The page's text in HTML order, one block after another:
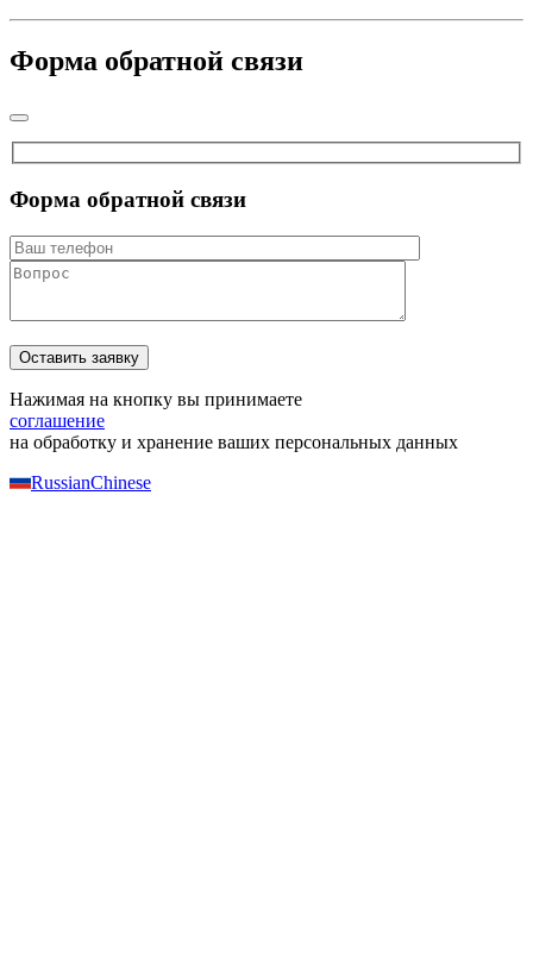
Форма обратной связи
Форма обратной связи
Нажимая на кнопку вы принимаете
соглашение
на обработку и хранение ваших персональных данных
RussianChinese